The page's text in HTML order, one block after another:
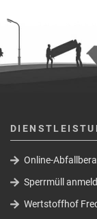
Online-
Sperrmüll
Wertstoffhof